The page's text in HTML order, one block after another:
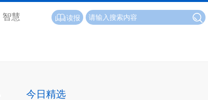
智慧 读报
今日精选